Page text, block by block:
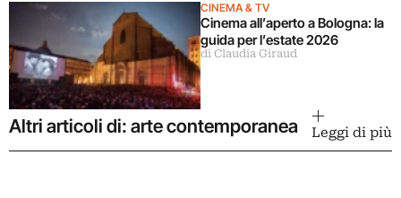
CINEMA & TV
Cinema all’aperto a Bologna: la
guida per l’estate 2026
di Claudia Giraud
Altri articoli di: arte contemporanea Leggi di più